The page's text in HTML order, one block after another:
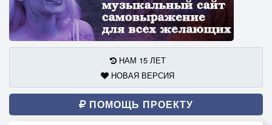
НАМ 15 ЛЕТ
НОВАЯ ВЕРСИЯ
ПОМОЩЬ ПРОЕКТУ